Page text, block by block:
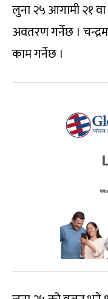
लुना २५ आगामी २१
अवतरण गर्नेछ ।
काम गर्नेछ ।